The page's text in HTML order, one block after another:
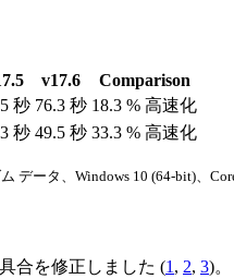
v17.6
Comparison
秒 76.3 秒 18.3 % 高速化
秒 49.5 秒 33.3 % 高速化
データ、Windows 10 (64-bit)、
合を修正しました (1 , 2, 3)。